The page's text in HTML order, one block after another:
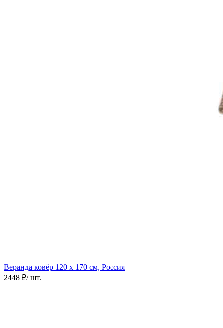
Веранда ковёр 120 х 170 см, Россия
2448 ₽/ шт.